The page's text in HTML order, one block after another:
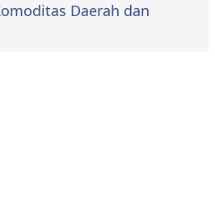
Daerah dan